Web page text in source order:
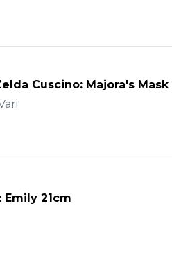
Cuscino: Majora's Mask
Emily 21cm